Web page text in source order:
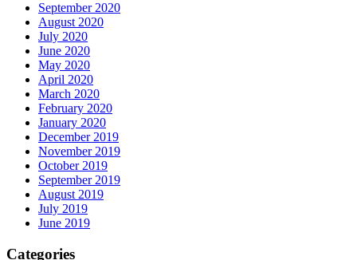
September 2020
August 2020
July 2020
June 2020
May 2020
April 2020
March 2020
February 2020
January 2020
December 2019
November 2019
October 2019
September 2019
August 2019
July 2019
June 2019
Categories